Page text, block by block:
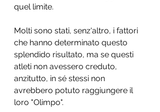
quel limite.
Molti sono stati, senz'altro, i fattori
che hanno determinato questo
splendido risultato, ma se questi
atleti non avessero creduto,
anzitutto, in sé stessi non
avrebbero potuto raggiungere il
loro "Olimpo".